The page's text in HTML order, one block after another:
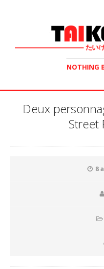
NOTHING
Deux
Street
8